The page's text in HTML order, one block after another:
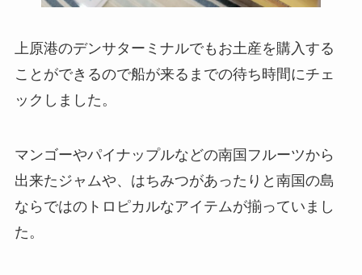
上原港のデンサターミナルでもお土産を購入する
ことができるので船が来るまでの待ち時間にチェ
ックしました。
マンゴーやパイナップルなどの南国フルーツから
出来たジャムや、はちみつがあったりと南国の島
ならではのトロピカルなアイテムが揃っていまし
た。